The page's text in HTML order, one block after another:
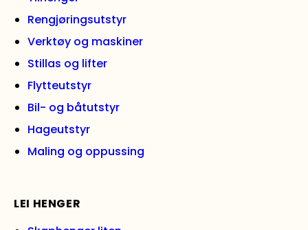
Rengjøringsutstyr
Verktøy og maskiner
Stillas og lifter
Flytteutstyr
Bil- og båtutstyr
Hageutstyr
Maling og oppussing
LEI HENGER